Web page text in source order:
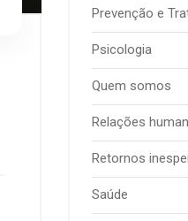
Prevenção e
Psicologia
Quem somos
Relações
Retornos
Saúde